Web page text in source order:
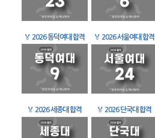
🏅 2026 동덕여대 합격 🏅 2026 서울여대 합격
🏅 2026 세종대 합격 🏅 2026 단국대 합격